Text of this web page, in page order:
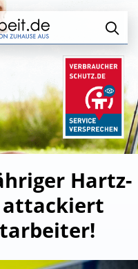
Hartz-
attackiert